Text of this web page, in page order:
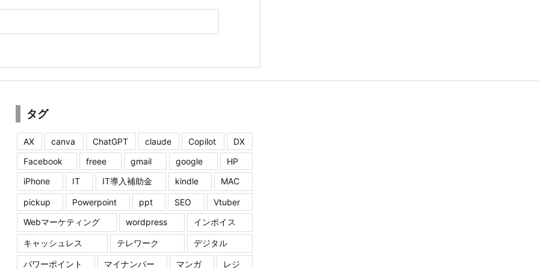
タグ
AX canva ChatGPT claude Copilot
DX
Facebook
freee gmail google
HP
iPhone
IT IT導入補助金 kindle MAC
pickup Powerpoint ppt SEO
Vtuber
Webマーケティング
wordpress インボイス
キャッシュレス テレワーク デジタル
パワーポイント マイナンバー マンガ レジ